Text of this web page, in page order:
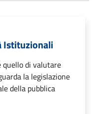
Istituzionali
quello di valutare
la legislazione
della pubblica